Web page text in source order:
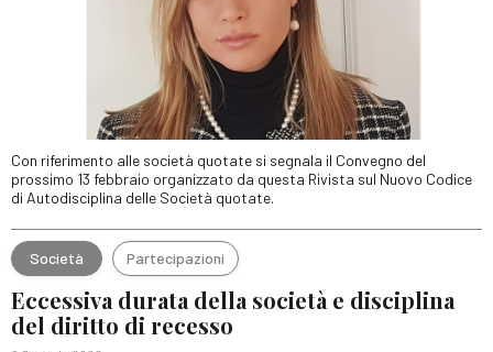
Con riferimento alle società quotate si segnala il Convegno del
prossimo 13 febbraio organizzato da questa Rivista sul Nuovo Codice
di Autodisciplina delle Società quotate.
Società Partecipazioni
Eccessiva durata della società e disciplina
del diritto di recesso